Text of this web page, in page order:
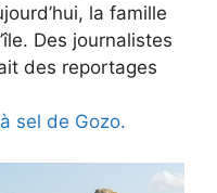
la famille
Des journalistes
des reportages
sel de Gozo.